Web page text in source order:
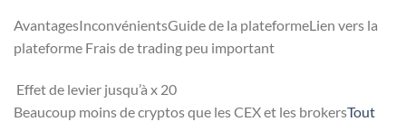
AvantagesInconvénientsGuide de la plateformeLien vers la
plateforme Frais de trading peu important
Effet de levier jusqu’à x 20
Beaucoup moins de cryptos que les CEX et les brokersTout